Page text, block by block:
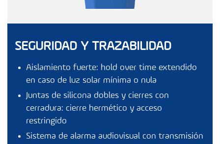
SEGURIDAD Y TRAZABILIDAD
Aislamiento fuerte: hold over time extendido
en caso de luz solar mínima o nula
Juntas de silicona dobles y cierres con
cerradura: cierre hermético y acceso
restringido
Sistema de alarma audiovisual con transmisión